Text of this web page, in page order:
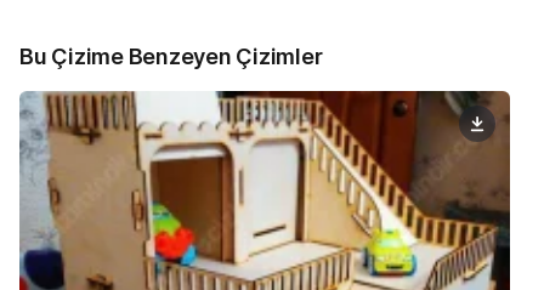
Bu Çizime Benzeyen Çizimler